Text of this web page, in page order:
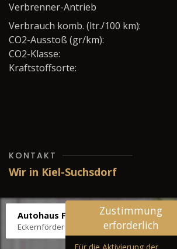
Verbrenner-Antrieb
Verbrauch komb. (ltr./100 km):
CO2-Ausstoß (gr/km):
CO2-Klasse:
Kraftstoffsorte:
KONTAKT
Wir in Kiel-Suchsdorf
Autohaus Fräter
Eckernförder Str. /Klausbrooker Weg 1,
Zustimmung
erforderlich